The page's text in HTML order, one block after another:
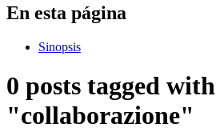
En esta página
Sinopsis
0 posts tagged with
"collaborazione"